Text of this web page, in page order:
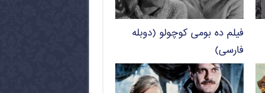
فیلم ده بومی کوچولو (دوبله
فارسی)